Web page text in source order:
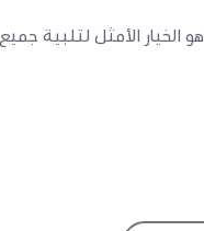
هو الخيار الأمثل لتلبية جميع